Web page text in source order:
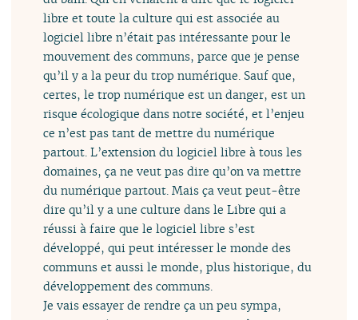
libre et toute la culture qui est associée au
logiciel libre n’était pas intéressante pour le
mouvement des communs, parce que je pense
qu’il y a la peur du trop numérique. Sauf que,
certes, le trop numérique est un danger, est un
risque écologique dans notre société, et l’enjeu
ce n’est pas tant de mettre du numérique
partout. L’extension du logiciel libre à tous les
domaines, ça ne veut pas dire qu’on va mettre
du numérique partout. Mais ça veut peut-être
dire qu’il y a une culture dans le Libre qui a
réussi à faire que le logiciel libre s’est
développé, qui peut intéresser le monde des
communs et aussi le monde, plus historique, du
développement des communs.
Je vais essayer de rendre ça un peu sympa,